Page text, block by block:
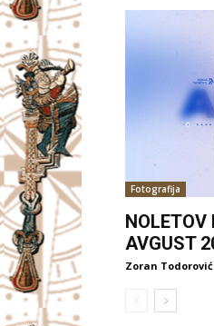
Fotografija
NOLETOV
AVGUST
Zoran Todorović